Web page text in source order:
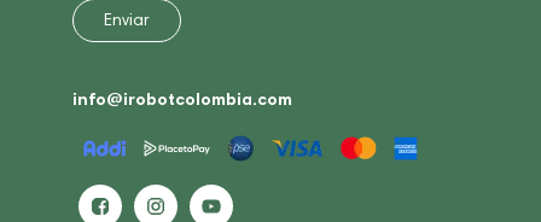
info@irobotcolombia.com